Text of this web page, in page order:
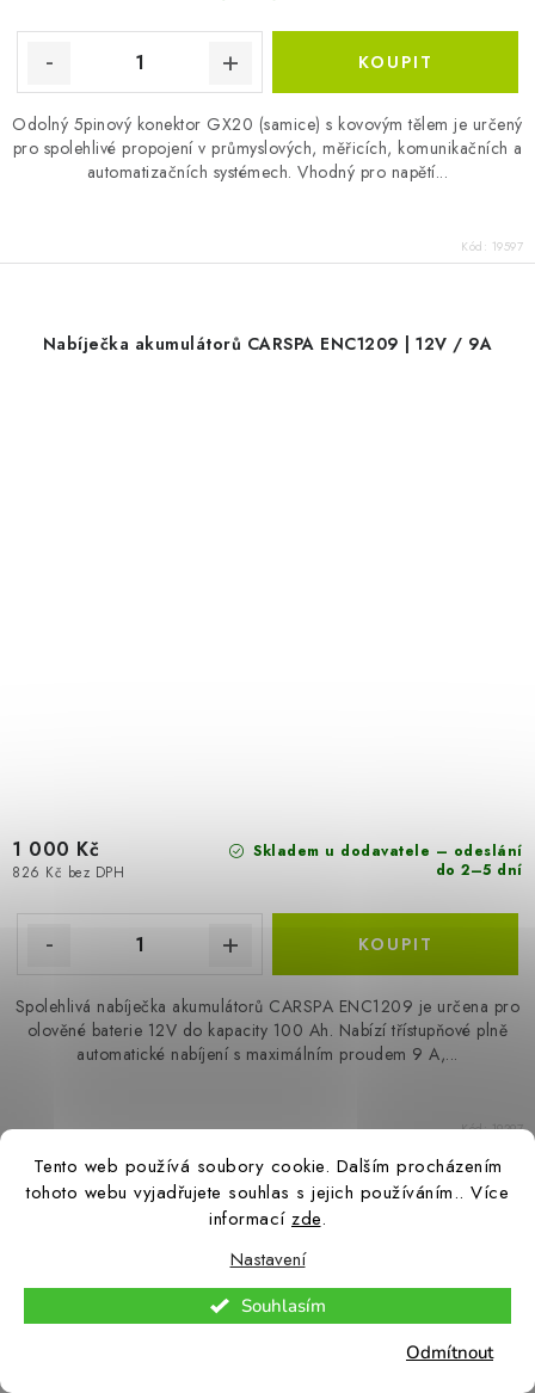
Tento web používá soubory cookie. Dalším procházením
tohoto webu vyjadřujete souhlas s jejich používáním.. Více
informací zde.
Nastavení
Odmítnout
Souhlasím
Odolný 5pinový konektor GX20 (samice) s kovovým tělem je určený
pro spolehlivé propojení v průmyslových, měřicích, komunikačních a
automatizačních systémech. Vhodný pro napětí...
Kód: 19597
Nabíječka akumulátorů CARSPA ENC1209 | 12V / 9A
Skladem u dodavatele – odeslání
do 2–5 dní
826 Kč bez DPH
1 000 Kč
Spolehlivá nabíječka akumulátorů CARSPA ENC1209 je určena pro
olověné baterie 12V do kapacity 100 Ah. Nabízí třístupňové plně
automatické nabíjení s maximálním proudem 9 A,...
Kód:19297
Könner&Söhnen Modul pro paralelní připojení
invertorových generátorů - KS PU1